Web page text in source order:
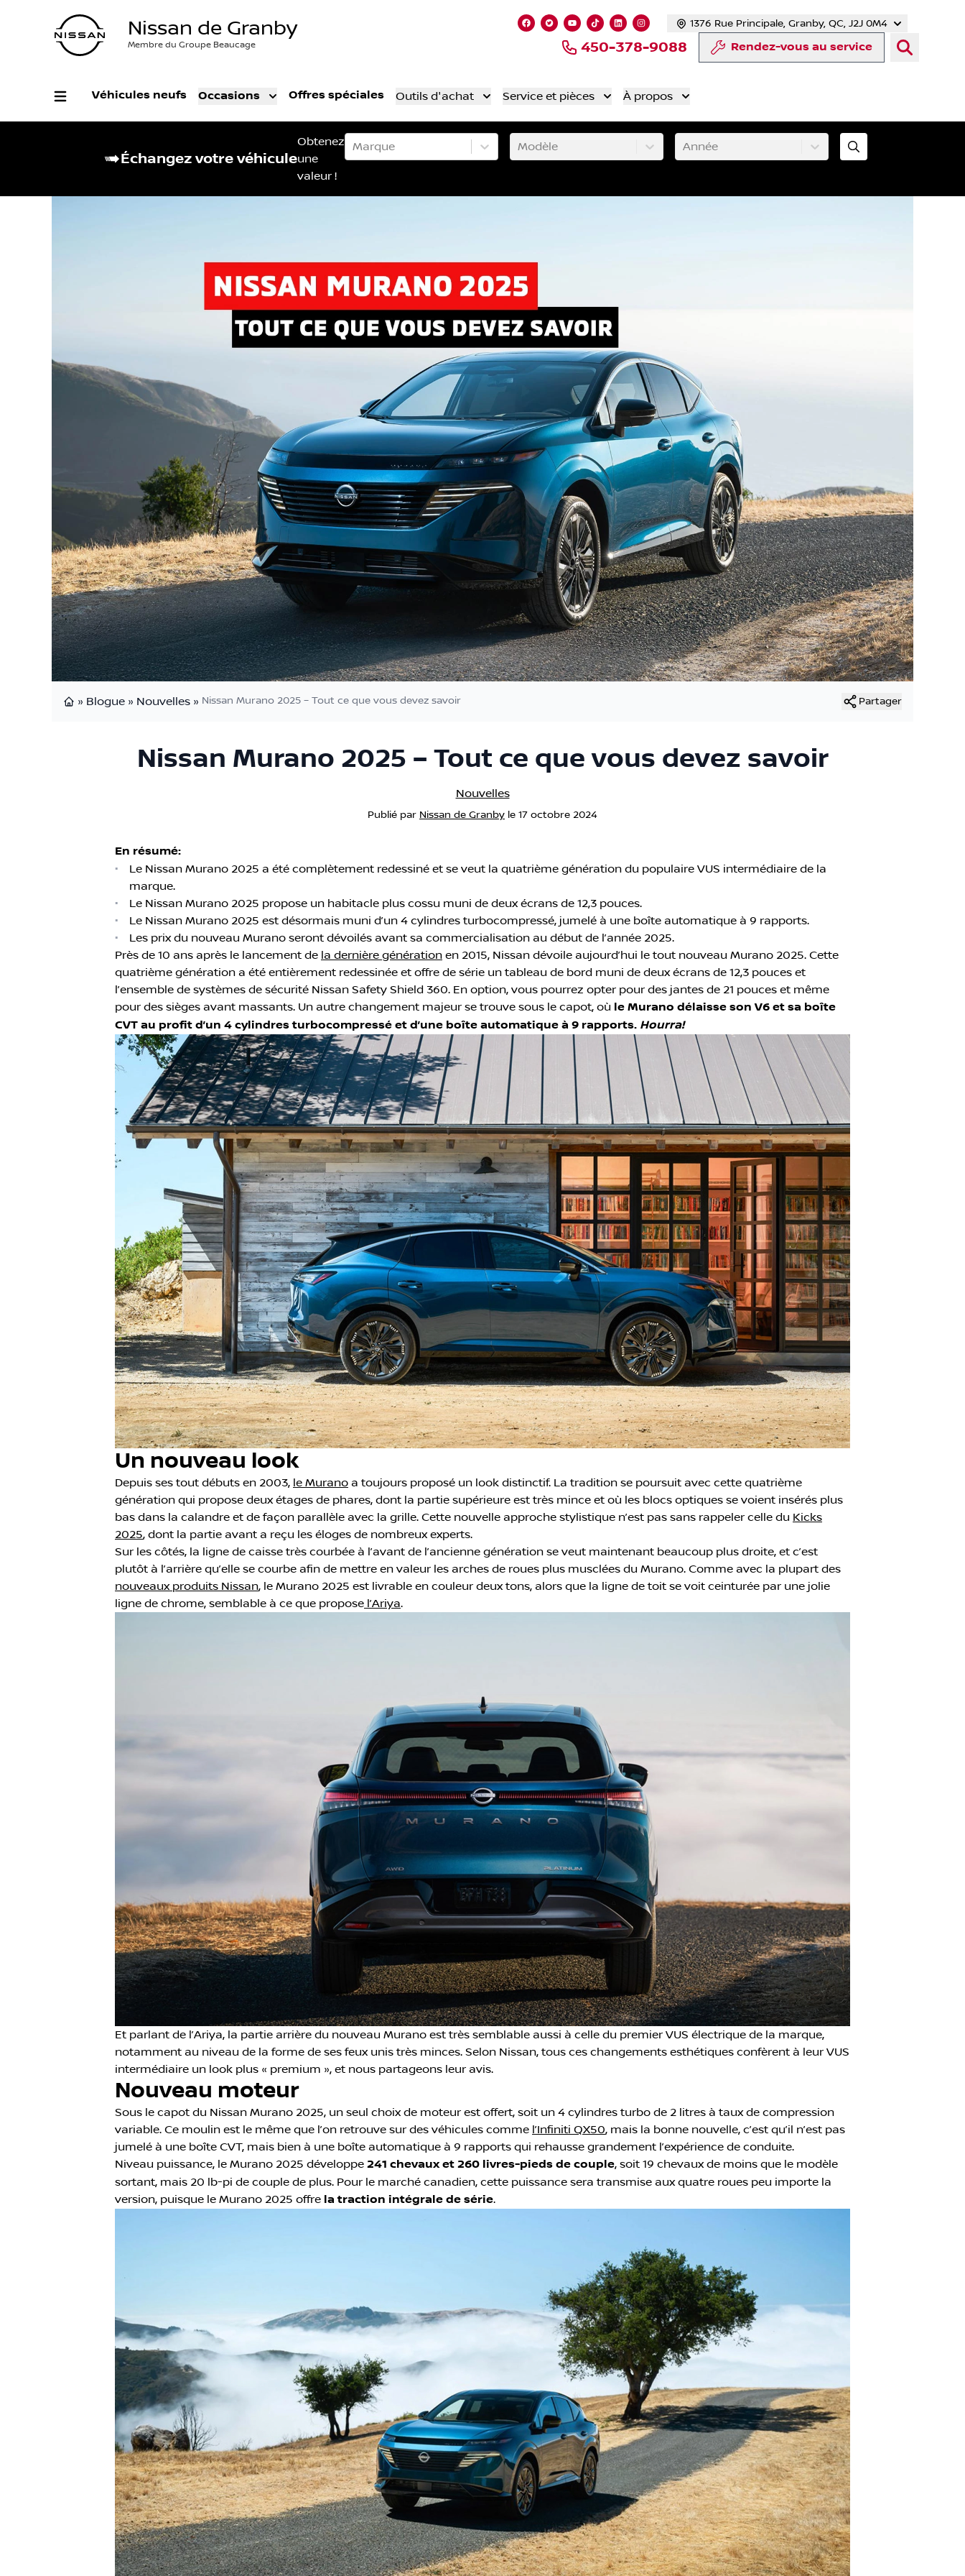
Nissan de Granby
Membre du Groupe Beaucage Rendez-vous au service
450-378-9088
Lien vers notre page facebook
Lien vers notre compte Twitter
Lien vers notre chaîne YouTube
Lien vers notre compte Tiktok
Lien vers notre compte LinkedIn
Lien vers notre compte Instagram
1376 Rue Principale, Granby, QC, J2J 0M4
Véhicules neufs Occasions Offres spéciales Outils d'achat Service et pièces À propos
Échangez votre véhicule
Obtenez
une
valeur !
Marque Modèle Année
» Blogue » Nouvelles » Nissan Murano 2025 – Tout ce que vous devez savoir Partager
Nissan Murano 2025 – Tout ce que vous devez savoir
Nouvelles
Publié par Nissan de Granby le 17 octobre 2024
En résumé:
•
Le Nissan Murano 2025 a été complètement redessiné et se veut la quatrième génération du populaire VUS intermédiaire de la
marque.
•
Le Nissan Murano 2025 propose un habitacle plus cossu muni de deux écrans de 12,3 pouces.
•
Le Nissan Murano 2025 est désormais muni d’un 4 cylindres turbocompressé, jumelé à une boîte automatique à 9 rapports.
•
Les prix du nouveau Murano seront dévoilés avant sa commercialisation au début de l’année 2025.
Près de 10 ans après le lancement de la dernière génération en 2015, Nissan dévoile aujourd’hui le tout nouveau Murano 2025. Cette
quatrième génération a été entièrement redessinée et offre de série un tableau de bord muni de deux écrans de 12,3 pouces et
l’ensemble de systèmes de sécurité Nissan Safety Shield 360. En option, vous pourrez opter pour des jantes de 21 pouces et même
pour des sièges avant massants. Un autre changement majeur se trouve sous le capot, où le Murano délaisse son V6 et sa boîte
CVT au profit d’un 4 cylindres turbocompressé et d’une boîte automatique à 9 rapports. Hourra!
Un nouveau look
Depuis ses tout débuts en 2003, le Murano a toujours proposé un look distinctif. La tradition se poursuit avec cette quatrième
génération qui propose deux étages de phares, dont la partie supérieure est très mince et où les blocs optiques se voient insérés plus
bas dans la calandre et de façon parallèle avec la grille. Cette nouvelle approche stylistique n’est pas sans rappeler celle du Kicks
2025, dont la partie avant a reçu les éloges de nombreux experts.
Sur les côtés, la ligne de caisse très courbée à l’avant de l’ancienne génération se veut maintenant beaucoup plus droite, et c’est
plutôt à l’arrière qu’elle se courbe afin de mettre en valeur les arches de roues plus musclées du Murano. Comme avec la plupart des
nouveaux produits Nissan, le Murano 2025 est livrable en couleur deux tons, alors que la ligne de toit se voit ceinturée par une jolie
ligne de chrome, semblable à ce que propose l’Ariya.
Et parlant de l’Ariya, la partie arrière du nouveau Murano est très semblable aussi à celle du premier VUS électrique de la marque,
notamment au niveau de la forme de ses feux unis très minces. Selon Nissan, tous ces changements esthétiques confèrent à leur VUS
intermédiaire un look plus « premium », et nous partageons leur avis.
Nouveau moteur
Sous le capot du Nissan Murano 2025, un seul choix de moteur est offert, soit un 4 cylindres turbo de 2 litres à taux de compression
variable. Ce moulin est le même que l’on retrouve sur des véhicules comme l’Infiniti QX50, mais la bonne nouvelle, c’est qu’il n’est pas
jumelé à une boîte CVT, mais bien à une boîte automatique à 9 rapports qui rehausse grandement l’expérience de conduite.
Niveau puissance, le Murano 2025 développe 241 chevaux et 260 livres-pieds de couple, soit 19 chevaux de moins que le modèle
sortant, mais 20 lb-pi de couple de plus. Pour le marché canadien, cette puissance sera transmise aux quatre roues peu importe la
version, puisque le Murano 2025 offre la traction intégrale de série.